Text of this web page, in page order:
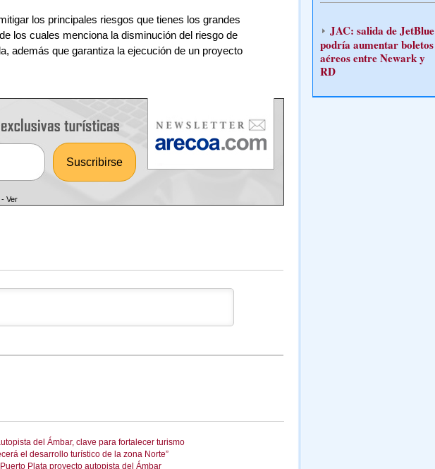
los principales riesgos que tienes los grandes
los cuales menciona la disminución del riesgo de
además que garantiza la ejecución de un proyecto
-Ver
del Ámbar, clave para fortalecer turismo
el desarrollo turístico de la zona Norte”
Plata proyecto autopista del Ámbar
JAC: salida de JetBlue
podría aumentar boletos
aéreos entre Newark y
RD